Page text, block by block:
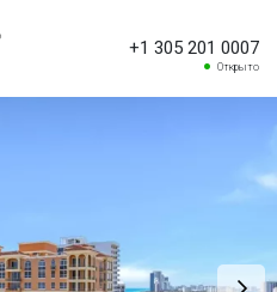
+1 305 201 0007
Открыто